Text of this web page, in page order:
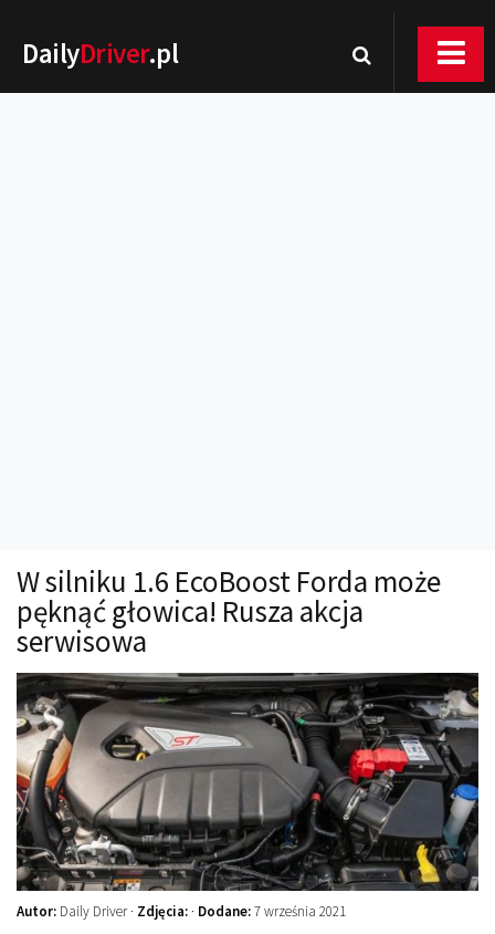
DailyDriver.pl
Technika jazdy
Oświetlenie
Kalkulatory
Przelicznik mocy
Auto z niemiec
Galerie
W silniku 1.6 EcoBoost Forda może
pęknąć głowica! Rusza akcja
serwisowa
Autor: Daily Driver · Zdjęcia: · Dodane:7 września 2021